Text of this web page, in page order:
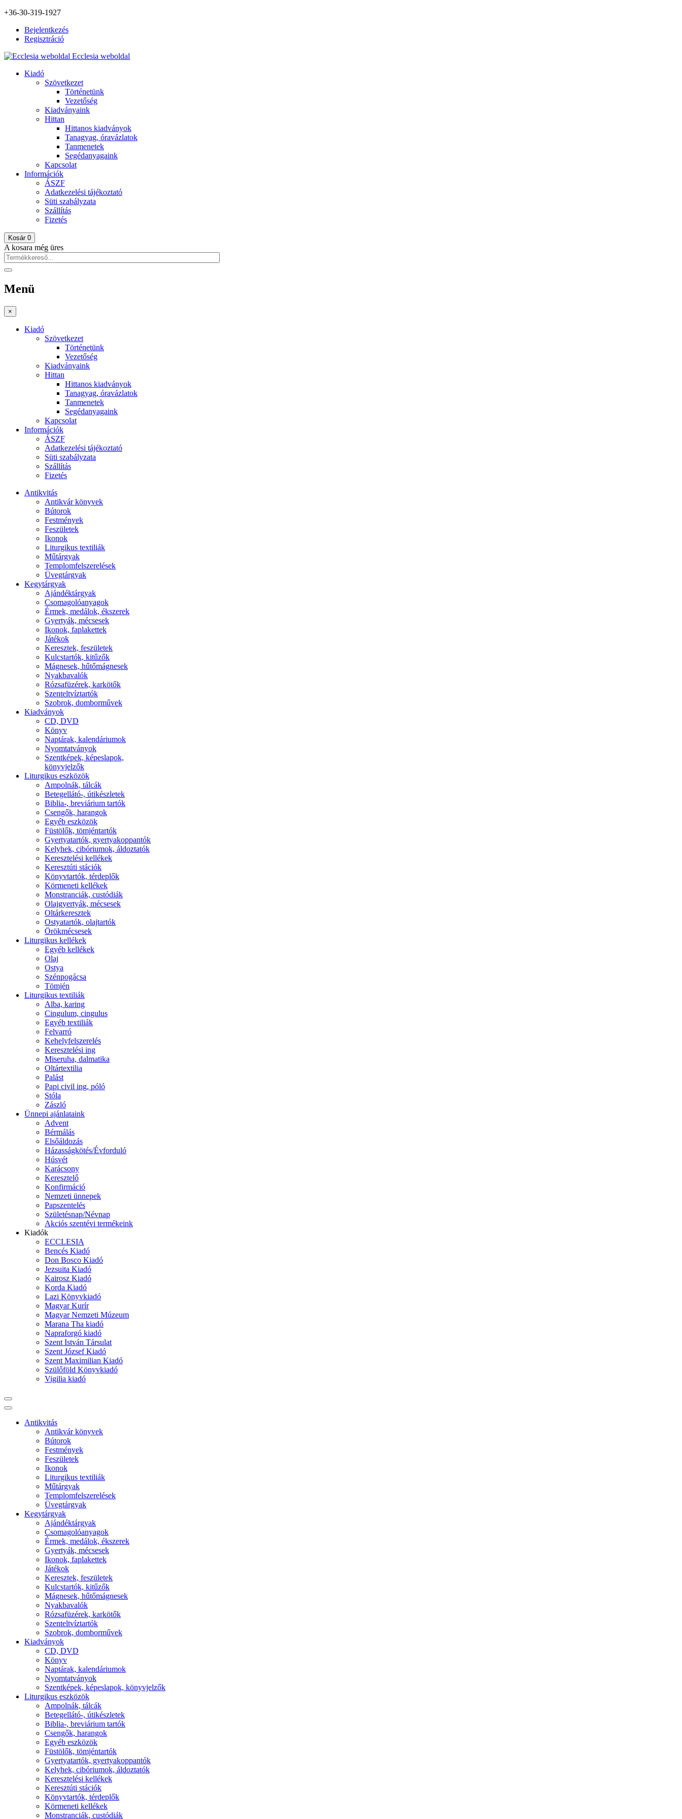
+36-30-319-1927
Bejelentkezés
Regisztráció
Ecclesia weboldal
Kiadó
Szövetkezet
Történetünk
Vezetőség
Kiadványaink
Hittan
Hittanos kiadványok
Tanagyag, óravázlatok
Tanmenetek
Segédanyagaink
Kapcsolat
Információk
ÁSZF
Adatkezelési tájékoztató
Süti szabályzata
Szállítás
Fizetés
Kosár 0
A kosara még üres
Menü
×
Kiadó
Szövetkezet
Történetünk
Vezetőség
Kiadványaink
Hittan
Hittanos kiadványok
Tanagyag, óravázlatok
Tanmenetek
Segédanyagaink
Kapcsolat
Információk
ÁSZF
Adatkezelési tájékoztató
Süti szabályzata
Szállítás
Fizetés
Antikvitás
Antikvár könyvek
Bútorok
Festmények
Feszületek
Ikonok
Liturgikus textiliák
Műtárgyak
Templomfelszerelések
Üvegtárgyak
Kegytárgyak
Ajándéktárgyak
Csomagolóanyagok
Érmek, medálok, ékszerek
Gyertyák, mécsesek
Ikonok, faplakettek
Játékok
Keresztek, feszületek
Kulcstartók, kitűzők
Mágnesek, hűtőmágnesek
Nyakbavalók
Rózsafüzérek, karkötők
Szenteltvíztartók
Szobrok, domborművek
Kiadványok
CD, DVD
Könyv
Naptárak, kalendáriumok
Nyomtatványok
Szentképek, képeslapok,
könyvjelzők
Liturgikus eszközök
Ampolnák, tálcák
Betegellátó-, útikészletek
Biblia-, breviárium tartók
Csengők, harangok
Egyéb eszközök
Füstölők, tömjéntartók
Gyertyatartók, gyertyakoppantók
Kelyhek, cibóriumok, áldoztatók
Keresztelési kellékek
Keresztúti stációk
Könyvtartók, térdeplők
Körmeneti kellékek
Monstranciák, custódiák
Olajgyertyák, mécsesek
Oltárkeresztek
Ostyatartók, olajtartók
Örökmécsesek
Liturgikus kellékek
Egyéb kellékek
Olaj
Ostya
Szénpogácsa
Tömjén
Liturgikus textiliák
Alba, karing
Cingulum, cingulus
Egyéb textiliák
Felvarró
Kehelyfelszerelés
Keresztelési ing
Miseruha, dalmatika
Oltártextilia
Palást
Papi civil ing, póló
Stóla
Zászló
Ünnepi ajánlataink
Advent
Bérmálás
Elsőáldozás
Házasságkötés/Évforduló
Húsvét
Karácsony
Keresztelő
Konfirmáció
Nemzeti ünnepek
Papszentelés
Születésnap/Névnap
Akciós szentévi termékeink
Kiadók
ECCLESIA
Bencés Kiadó
Don Bosco Kiadó
Jezsuita Kiadó
Kairosz Kiadó
Korda Kiadó
Lazi Könyvkiadó
Magyar Kurír
Magyar Nemzeti Múzeum
Marana Tha kiadó
Napraforgó kiadó
Szent István Társulat
Szent József Kiadó
Szent Maximilian Kiadó
Szülőföld Könyvkiadó
Vigilia kiadó
Antikvitás
Antikvár könyvek
Bútorok
Festmények
Feszületek
Ikonok
Liturgikus textiliák
Műtárgyak
Templomfelszerelések
Üvegtárgyak
Kegytárgyak
Ajándéktárgyak
Csomagolóanyagok
Érmek, medálok, ékszerek
Gyertyák, mécsesek
Ikonok, faplakettek
Játékok
Keresztek, feszületek
Kulcstartók, kitűzők
Mágnesek, hűtőmágnesek
Nyakbavalók
Rózsafüzérek, karkötők
Szenteltvíztartók
Szobrok, domborművek
Kiadványok
CD, DVD
Könyv
Naptárak, kalendáriumok
Nyomtatványok
Szentképek, képeslapok, könyvjelzők
Liturgikus eszközök
Ampolnák, tálcák
Betegellátó-, útikészletek
Biblia-, breviárium tartók
Csengők, harangok
Egyéb eszközök
Füstölők, tömjéntartók
Gyertyatartók, gyertyakoppantók
Kelyhek, cibóriumok, áldoztatók
Keresztelési kellékek
Keresztúti stációk
Könyvtartók, térdeplők
Körmeneti kellékek
Monstranciák, custódiák